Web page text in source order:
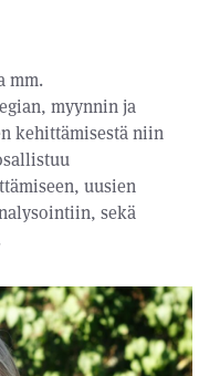
mm.
myynnin ja
kehittämisestä niin
uusien
sekä